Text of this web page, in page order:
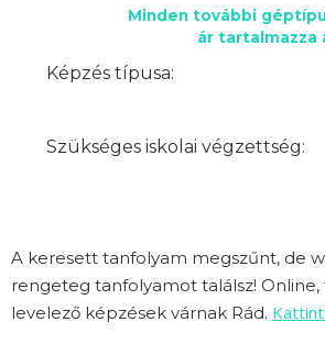
Minden további
ár tartalmazza
Képzés típusa:
Szükséges iskolai végzettség:
A keresett tanfolyam megszűnt, de
rengeteg tanfolyamot találsz! Online,
levelező képzések várnak Rád.